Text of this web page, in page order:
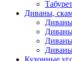
Диваны,
Кухонные